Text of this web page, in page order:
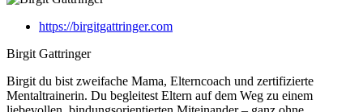
https://birgitgattringer.com
Birgit Gattringer
Birgit du bist zweifache Mama, Elterncoach und zertifizierte
Mentaltrainerin. Du begleitest Eltern auf dem Weg zu einem